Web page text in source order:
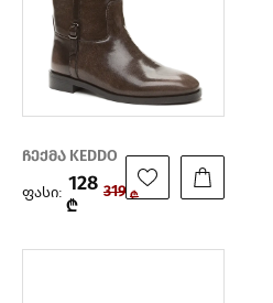
ჩექმა KEDDO
ფასი: 128
₾
319 ₾